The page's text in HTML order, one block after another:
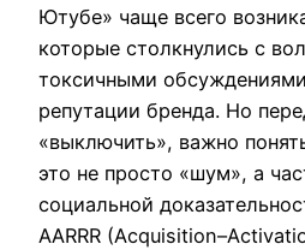
Ютубе» чаще всего
которые столкнулись с
токсичными
репутации бренда. Но
«выключить», важно
это не просто «шум», а
социальной
AARRR